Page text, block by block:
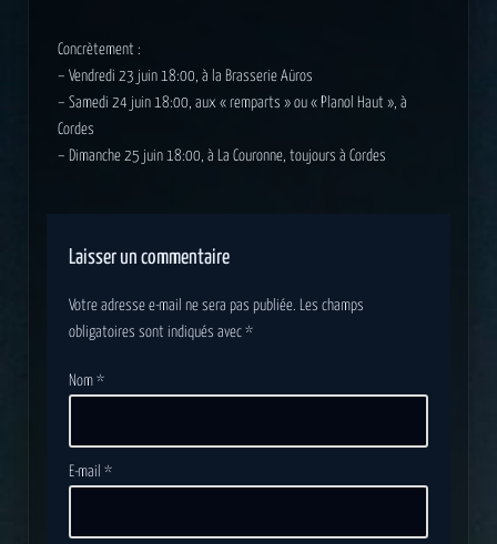
Concrètement :
– Vendredi 23 juin 18:00, à la Brasserie Aüros
– Samedi 24 juin 18:00, aux « remparts » ou « Planol Haut », à
Cordes
– Dimanche 25 juin 18:00, à La Couronne, toujours à Cordes
Laisser un commentaire
Votre adresse e-mail ne sera pas publiée. Les champs
obligatoires sont indiqués avec *
Nom *
E-mail *